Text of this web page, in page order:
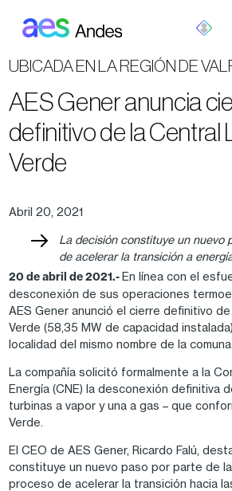
UBICADA EN LA REGIÓN DE
AES Gener anuncia
definitivo de la Central
Verde
Abril 20, 2021
La decisión constituye un nuevo
de acelerar la transición a
20 de abril de 2021.-En línea con el
desconexión de sus operaciones
AES Gener anunció el cierre definitivo
Verde (58,35 MW de capacidad
localidad del mismo nombre de la comuna
La compañía solicitó formalmente a la
Energía (CNE) la desconexión definitiva
turbinas a vapor y una a gas – que
Verde.
El CEO de AES Gener, Ricardo Falú,
constituye un nuevo paso por parte de
proceso de acelerar la transición hacia